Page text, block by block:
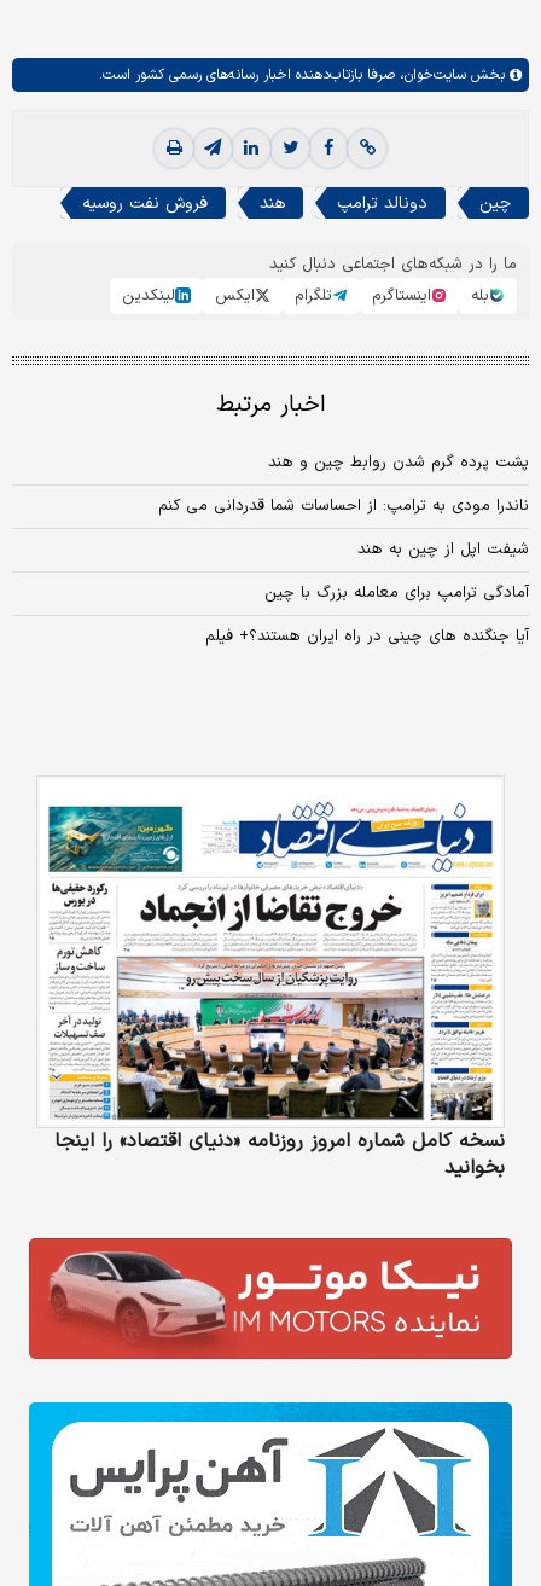
بخش سایت‌خوان، صرفا بازتاب‌دهنده اخبار رسانه‌های رسمی کشور است.
چین دونالد ترامپ هند فروش نفت روسیه
ما را در شبکه‌های اجتماعی دنبال کنید
بله
اینستاگرم تلگرام ایکس لینکدین
اخبار مرتبط
پشت پرده گرم شدن روابط چین و هند
ناندرا مودی به ترامپ: از احساسات شما قدردانی می کنم
شیفت اپل از چین به هند
آمادگی ترامپ برای معامله‌ بزرگ با چین
آیا جنگنده های چینی در راه ایران هستند؟+ فیلم
نسخه کامل شماره امروز روزنامه «دنیای‌ اقتصاد» را اینجا
بخوانید